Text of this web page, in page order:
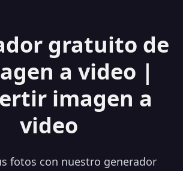
gratuito de
a video |
imagen a
video
fotos con nuestro generador